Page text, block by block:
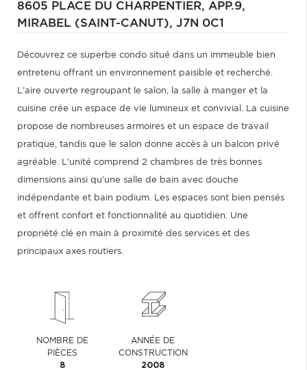
8605 PLACE DU CHARPENTIER, APP.9,
MIRABEL (SAINT-CANUT), J7N 0C1
Découvrez ce superbe condo situé dans un immeuble bien
entretenu offrant un environnement paisible et recherché.
L'aire ouverte regroupant le salon, la salle à manger et la
cuisine crée un espace de vie lumineux et convivial. La cuisine
propose de nombreuses armoires et un espace de travail
pratique, tandis que le salon donne accès à un balcon privé
agréable. L'unité comprend 2 chambres de très bonnes
dimensions ainsi qu'une salle de bain avec douche
indépendante et bain podium. Les espaces sont bien pensés
et offrent confort et fonctionnalité au quotidien. Une
propriété clé en main à proximité des services et des
principaux axes routiers.
NOMBRE DE
PIÈCES
8
ANNÉE DE
CONSTRUCTION
2008